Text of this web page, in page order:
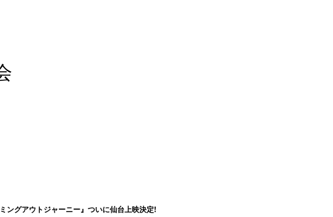
ングアウトジャーニー』ついに仙台上映決定!